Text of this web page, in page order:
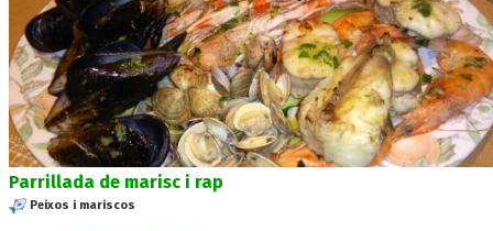
Parrillada de marisc i rap
Peixos i mariscos